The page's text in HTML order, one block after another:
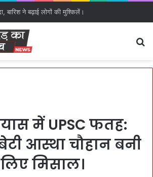
बारिश ने बढ़ाई लोगों की मुश्किलें।
में UPSC फतह:
आस्था चौहान बनी
मिसाल।